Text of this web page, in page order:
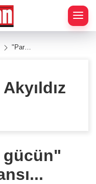
"Para,
gücün"